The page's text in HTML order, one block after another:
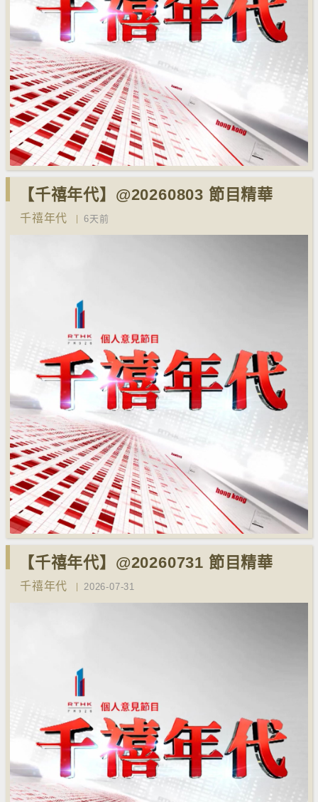
【千禧年代】@20260803 節目精華
千禧年代 6天前
【千禧年代】@20260731 節目精華
千禧年代 2026-07-31